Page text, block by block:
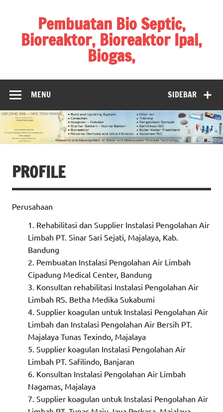
Pembuatan Bio Septic,
Bioreaktor, Bioreaktor Ipal,
Biogas,
SIDEBAR
MENU
PROFILE
Perusahaan
Rehabilitasi dan Supplier Instalasi Pengolahan Air
Limbah PT. Sinar Sari Sejati, Majalaya, Kab.
Bandung
Pembuatan Instalasi Pengolahan Air Limbah
Cipadung Medical Center, Bandung
Konsultan rehabilitasi Instalasi Pengolahan Air
Limbah RS. Betha Medika Sukabumi
Supplier koagulan untuk Instalasi Pengolahan Air
Limbah dan Instalasi Pengolahan Air Bersih PT.
Majalaya Tunas Texindo, Majalaya
Supplier koagulan Instalasi Pengolahan Air
Limbah PT. Safilindo, Banjaran
Konsultan Instalasi Pengolahan Air Limbah
Nagamas, Majalaya
Supplier koagulan untuk Instalasi Pengolahan Air